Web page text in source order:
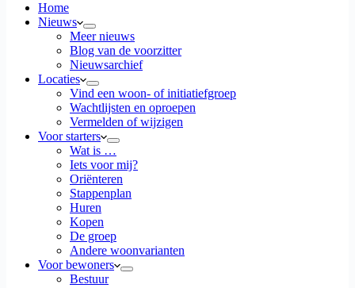
Home
Nieuws
Meer nieuws
Blog van de voorzitter
Nieuwsarchief
Locaties
Vind een woon- of initiatiefgroep
Wachtlijsten en oproepen
Vermelden of wijzigen
Voor starters
Wat is …
Iets voor mij?
Oriënteren
Stappenplan
Huren
Kopen
De groep
Andere woonvarianten
Voor bewoners
Bestuur